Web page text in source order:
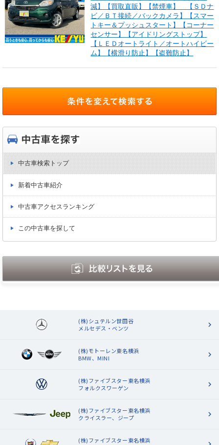
減】【買取直販】【禁煙車】 【ＳＤナ
ビ／ＢＴ接続／バックカメラ】【スマー
トキー＆プッシュスタート】【コーナー
センサー】【アイドリングストップ】
【ＬＥＤオートライト／オートハイビー
ム】【横滑り防止】【盗難防止】
中古車検索トップ
新着中古車紹介
中古車アクセスランキング
この中古車を探して
(株)シュテルン世田谷
メルセデス・ベンツ
(株)モトーレン東名横浜
BMW、MINI
(株)ファイブスター東名横浜
フォルクスワーゲン
(株)ファイブスター東名横浜
クライスラー、ジープ
(株)ファイブスター東名横浜